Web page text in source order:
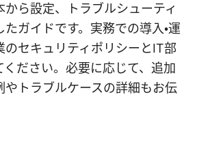
から設定、トラブルシューティ
ガイドです。実務での導入・運
のセキュリティポリシーとIT部
ください。必要に応じて、追加
やトラブルケースの詳細もお伝